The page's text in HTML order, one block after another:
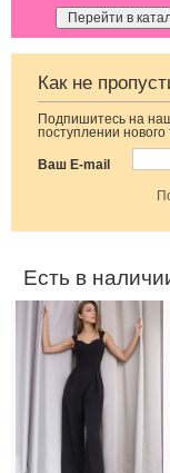
Перейти в
Как не
Подпишитесь на
поступлении нового
Ваш E-mail
Есть в
Класический
черный
элегантный
комбинезон